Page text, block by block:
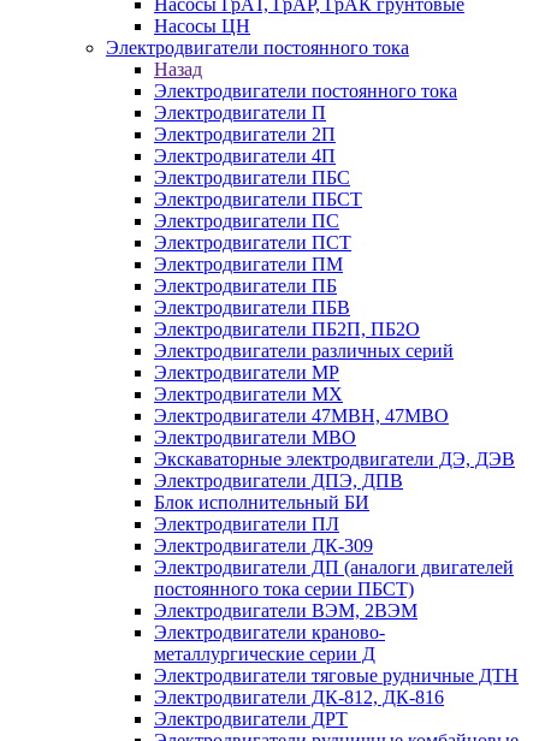
Насосы ГрАТ, ГрАР, ГрАК грунтовые
Насосы ЦН
Электродвигатели постоянного тока
Назад
Электродвигатели постоянного тока
Электродвигатели П
Электродвигатели 2П
Электродвигатели 4П
Электродвигатели ПБС
Электродвигатели ПБСТ
Электродвигатели ПС
Электродвигатели ПСТ
Электродвигатели ПМ
Электродвигатели ПБ
Электродвигатели ПБВ
Электродвигатели ПБ2П, ПБ2О
Электродвигатели различных серий
Электродвигатели МР
Электродвигатели MX
Электродвигатели 47MBH, 47МВО
Электродвигатели MBO
Экскаваторные электродвигатели ДЭ, ДЭВ
Электродвигатели ДПЭ, ДПВ
Блок исполнительный БИ
Электродвигатели ПЛ
Электродвигатели ДК-309
Электродвигатели ДП (аналоги двигателей
постоянного тока серии ПБСТ)
Электродвигатели ВЭМ, 2ВЭМ
Электродвигатели краново-
металлургические серии Д
Электродвигатели тяговые рудничные ДТН
Электродвигатели ДК-812, ДК-816
Электродвигатели ДРТ